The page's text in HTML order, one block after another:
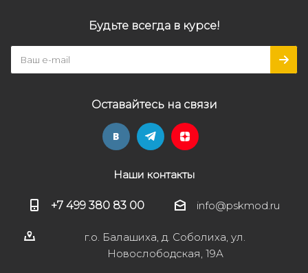
Будьте всегда в курсе!
Оставайтесь на связи
Наши контакты
+7 499 380 83 00 info@pskmod.ru
г.о. Балашиха, д. Соболиха, ул.
Новослободская, 19А